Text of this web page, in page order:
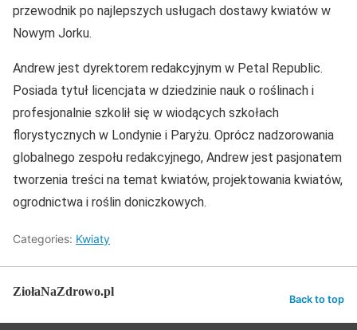
przewodnik po najlepszych usługach dostawy kwiatów w
Nowym Jorku.
Andrew jest dyrektorem redakcyjnym w Petal Republic.
Posiada tytuł licencjata w dziedzinie nauk o roślinach i
profesjonalnie szkolił się w wiodących szkołach
florystycznych w Londynie i Paryżu. Oprócz nadzorowania
globalnego zespołu redakcyjnego, Andrew jest pasjonatem
tworzenia treści na temat kwiatów, projektowania kwiatów,
ogrodnictwa i roślin doniczkowych.
Categories: Kwiaty
ZiołaNaZdrowo.pl
Back to top